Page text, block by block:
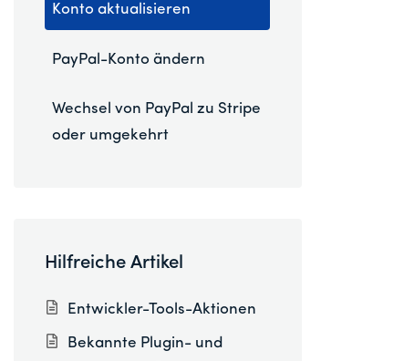
Konto aktualisieren
PayPal-Konto ändern
Wechsel von PayPal zu Stripe
oder umgekehrt
Hilfreiche Artikel
Entwickler-Tools-Aktionen
Bekannte Plugin- und